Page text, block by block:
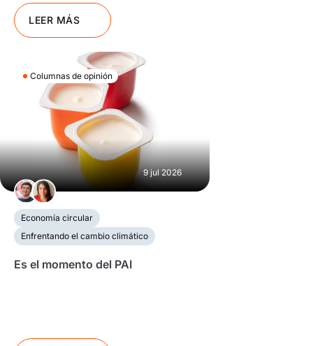
LEER MÁS
Columnas de opinión
9 jul 2026
Economía circular
Enfrentando el cambio climático
Es el momento del PAI